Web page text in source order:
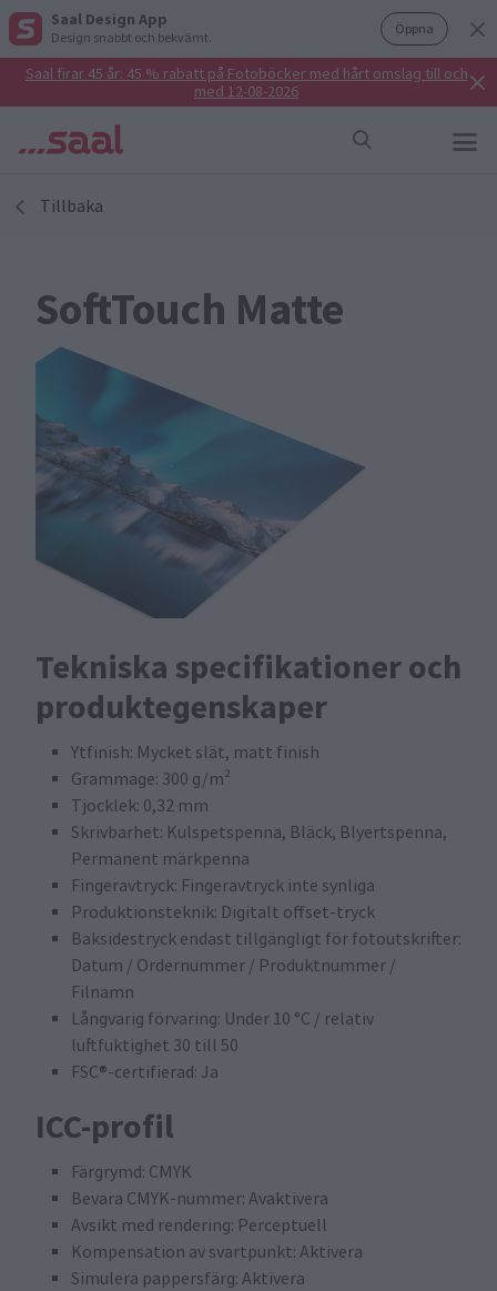
Saal Design App
Design snabbt och bekvämt. Öppna
Saal firar 45 år: 45 % rabatt på Fotoböcker med hårt omslag till och
med 12-08-2026
Tillbaka
SoftTouch Matte
Tekniska specifikationer och
produktegenskaper
Ytfinish: Mycket slät, matt finish
Grammage: 300 g/m²
Tjocklek: 0,32 mm
Skrivbarhet: Kulspetspenna, Bläck, Blyertspenna,
Permanent märkpenna
Fingeravtryck: Fingeravtryck inte synliga
Produktionsteknik: Digitalt offset-tryck
Baksidestryck endast tillgängligt för fotoutskrifter:
Datum / Ordernummer / Produktnummer /
Filnamn
Långvarig förvaring: Under 10 °C / relativ
luftfuktighet 30 till 50
FSC®-certifierad: Ja
ICC-profil
Färgrymd: CMYK
Bevara CMYK-nummer: Avaktivera
Avsikt med rendering: Perceptuell
Kompensation av svartpunkt: Aktivera
Simulera pappersfärg: Aktivera